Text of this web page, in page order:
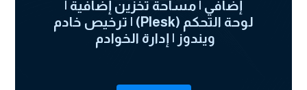
إضافي | مساحة تخزين إضافية |
لوحة التحكم (Plesk) | ترخيص خادم
ويندوز | إدارة الخوادم